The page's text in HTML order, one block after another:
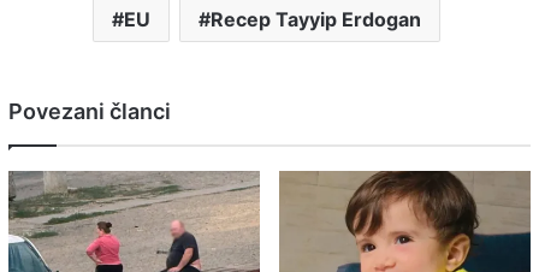
EU Recep Tayyip Erdogan
Povezani članci